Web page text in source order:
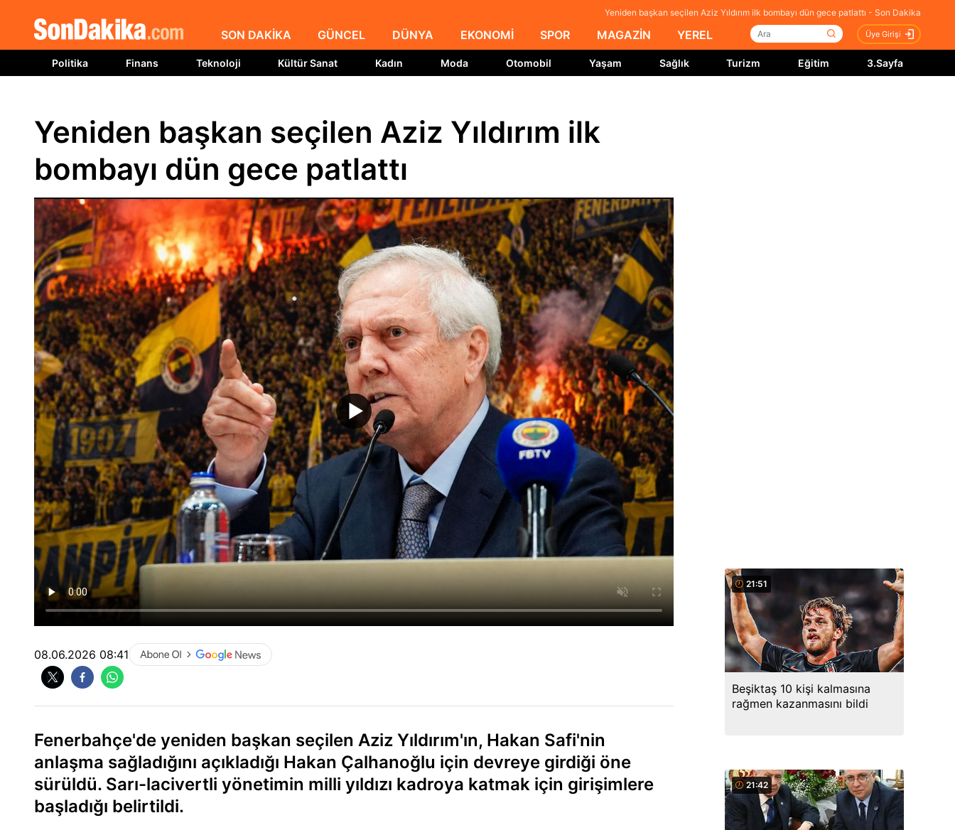
Yeniden başkan seçilen Aziz Yıldırım ilk bombayı dün gece patlattı - Son Dakika
SON DAKİKA GÜNCEL DÜNYA EKONOMİ SPOR MAGAZİN YEREL Üye Girişi
Politika Finans Teknoloji Kültür Sanat Kadın Moda Otomobil Yaşam Sağlık Turizm Eğitim 3.Sayfa
Yeniden başkan seçilen Aziz Yıldırım ilk
bombayı dün gece patlattı
08.06.2026 08:41
Fenerbahçe'de yeniden başkan seçilen Aziz Yıldırım'ın, Hakan Safi'nin
anlaşma sağladığını açıkladığı Hakan Çalhanoğlu için devreye girdiği öne
sürüldü. Sarı-lacivertli yönetimin milli yıldızı kadroya katmak için girişimlere
başladığı belirtildi.
21:51
Beşiktaş 10 kişi kalmasına
rağmen kazanmasını bildi
21:42